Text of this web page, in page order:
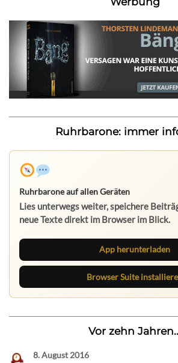
Ruhrbarone: immer
Ruhrbarone auf allen Geräten
Lies unterwegs weiter, speichere
neue Texte direkt im Browser im Blick.
App herunterladen
Browser Suite
Vor zehn
8. August 2016